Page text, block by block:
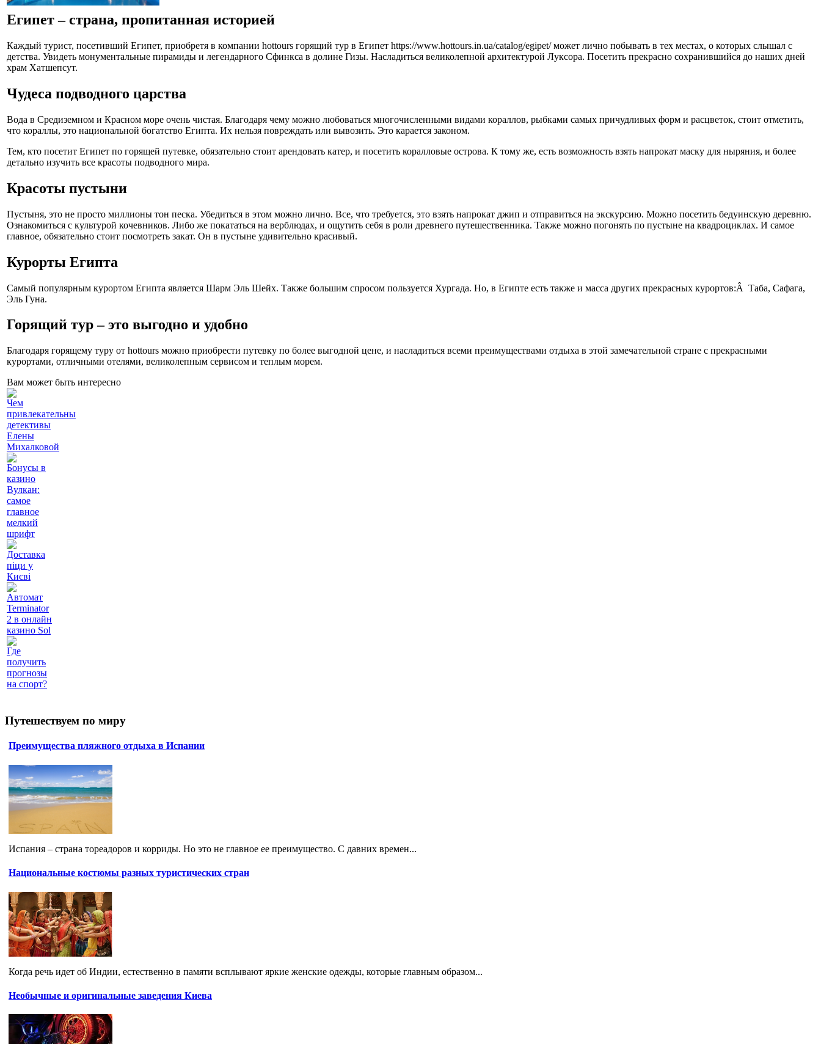
Египет – страна, пропитанная историей
Каждый турист, посетивший Египет, приобретя в компании hottours горящий тур в Египет https://www.hottours.in.ua/catalog/egipet/ может лично побывать в тех местах, о которых слышал с
детства. Увидеть монументальные пирамиды и легендарного Сфинкса в долине Гизы. Насладиться великолепной архитектурой Луксора. Посетить прекрасно сохранившийся до наших дней
храм Хатшепсут.
Чудеса подводного царства
Вода в Средиземном и Красном море очень чистая. Благодаря чему можно любоваться многочисленными видами кораллов, рыбками самых причудливых форм и расцветок, стоит отметить,
что кораллы, это национальной богатство Египта. Их нельзя повреждать или вывозить. Это карается законом.
Тем, кто посетит Египет по горящей путевке, обязательно стоит арендовать катер, и посетить коралловые острова. К тому же, есть возможность взять напрокат маску для ныряния, и более
детально изучить все красоты подводного мира.
Красоты пустыни
Пустыня, это не просто миллионы тон песка. Убедиться в этом можно лично. Все, что требуется, это взять напрокат джип и отправиться на экскурсию. Можно посетить бедуинскую деревню.
Ознакомиться с культурой кочевников. Либо же покататься на верблюдах, и ощутить себя в роли древнего путешественника. Также можно погонять по пустыне на квадроциклах. И самое
главное, обязательно стоит посмотреть закат. Он в пустыне удивительно красивый.
Курорты Египта
Самый популярным курортом Египта является Шарм Эль Шейх. Также большим спросом пользуется Хургада. Но, в Египте есть также и масса других прекрасных курортов:Â Таба, Сафага,
Эль Гуна.
Горящий тур – это выгодно и удобно
Благодаря горящему туру от hottours можно приобрести путевку по более выгодной цене, и насладиться всеми преимуществами отдыха в этой замечательной стране с прекрасными
курортами, отличными отелями, великолепным сервисом и теплым морем.
Вам может быть интересно
Чем
привлекательны
детективы
Елены
Михалковой
Бонусы в
казино
Вулкан:
самое
главное
мелкий
шрифт
Доставка
піци у
Києві
Автомат
Terminator
2 в онлайн
казино Sol
Где
получить
прогнозы
на спорт?
Путешествуем по миру
Преимущества пляжного отдыха в Испании
Испания – страна тореадоров и корриды. Но это не главное ее преимущество. С давних времен...
Национальные костюмы разных туристических стран
Когда речь идет об Индии, естественно в памяти всплывают яркие женские одежды, которые главным образом...
Необычные и оригинальные заведения Киева